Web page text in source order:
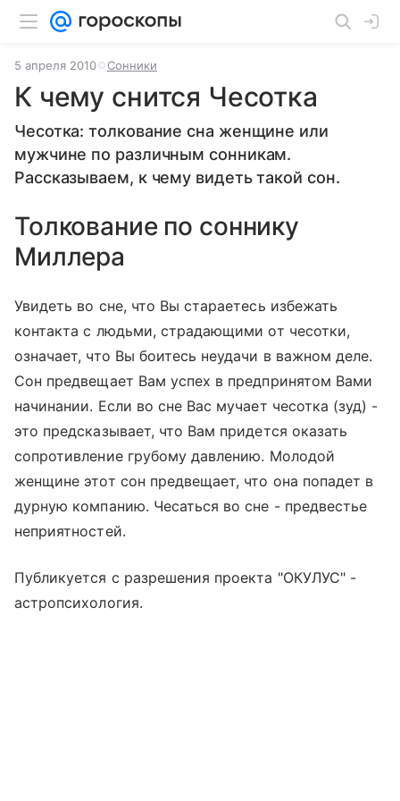
5 апреля 2010 Сонники
К чему снится Чесотка
Чесотка: толкование сна женщине или
мужчине по различным сонникам.
Рассказываем, к чему видеть такой сон.
Толкование по соннику
Миллера
Увидеть во сне, что Вы стараетесь избежать
контакта с людьми, страдающими от чесотки,
означает, что Вы боитесь неудачи в важном деле.
Сон предвещает Вам успех в предпринятом Вами
начинании. Если во сне Вас мучает чесотка (зуд) -
это предсказывает, что Вам придется оказать
сопротивление грубому давлению. Молодой
женщине этот сон предвещает, что она попадет в
дурную компанию. Чесаться во сне - предвестье
неприятностей.
Публикуется с разрешения проекта "ОКУЛУС" -
астропсихология.